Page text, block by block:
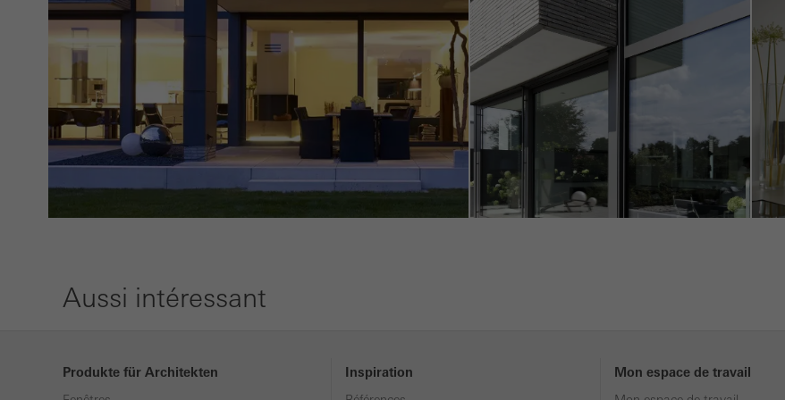
Aussi intéressant
Produkte für Architekten
Inspiration
Mon espace de travail
et attrayantes pour les utilisateurs individuels. Pour ce faire, ils
sites web. Cela implique également l´utilisation de services de tiers
de la fourniture de leurs propres services.
Annuler